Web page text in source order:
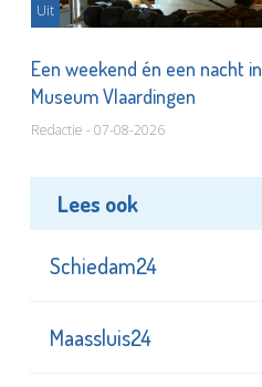
Uit
Een weekend én een nacht in
Museum Vlaardingen
Redactie - 07-08-2026
Lees ook
Schiedam24
Maassluis24